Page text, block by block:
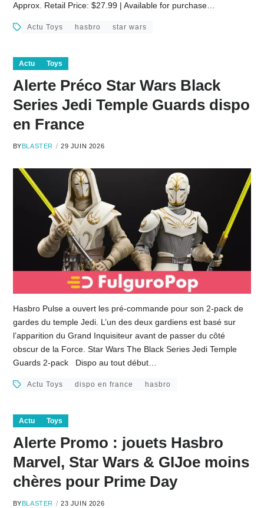
Approx. Retail Price: $27.99 | Available for purchase…
Actu Toys hasbro star wars
Actu Toys
Alerte Préco Star Wars Black
Series Jedi Temple Guards dispo
en France
BY BLASTER 29 JUIN 2026
Hasbro Pulse a ouvert les pré-commande pour son 2-pack de
gardes du temple Jedi. L’un des deux gardiens est basé sur
l’apparition du Grand Inquisiteur avant de passer du côté
obscur de la Force. Star Wars The Black Series Jedi Temple
Guards 2-pack Dispo au tout début…
Actu Toys dispo en france hasbro
Actu Toys
Alerte Promo : jouets Hasbro
Marvel, Star Wars & GIJoe moins
chères pour Prime Day
BY BLASTER 23 JUIN 2026